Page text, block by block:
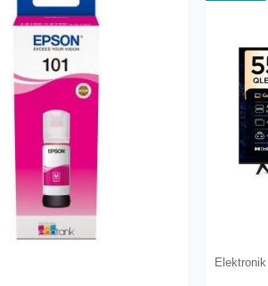
Elektronik